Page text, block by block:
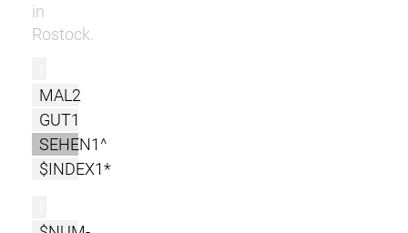
in
Rostock.
MAL2
GUT1
SEHEN1^
$INDEX1*